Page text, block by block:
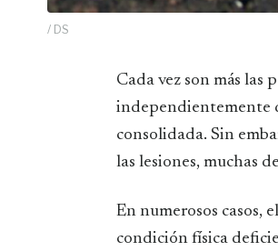
/ DS
Cada vez son más las personas que practican deporte. Gimnasio, running, pádel, ciclismo…
independientemente
consolidada. Sin
las lesiones, muchas
En numerosos casos,
condición física